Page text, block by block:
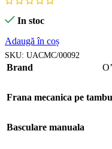
In stoc
Adaugă în coș
SKU: UACMC/00092
Brand
Frana mecanica pe
Basculare manuala